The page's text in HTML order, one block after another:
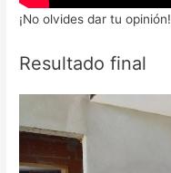
¡No olvides dar tu opinión!
Resultado final